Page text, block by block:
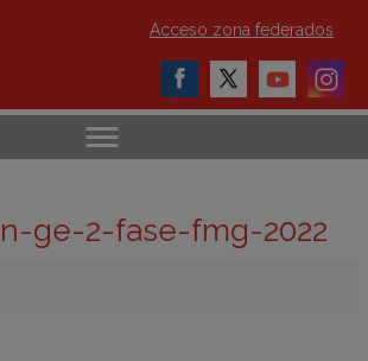
Acceso zona federados
ge-2-fase-fmg-2022